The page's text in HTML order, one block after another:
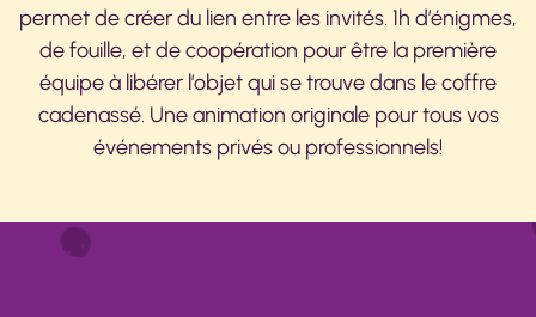
permet de créer du lien entre les invités. 1h d’énigmes,
de fouille, et de coopération pour être la première
équipe à libérer l’objet qui se trouve dans le coffre
cadenassé. Une animation originale pour tous vos
événements privés ou professionnels!